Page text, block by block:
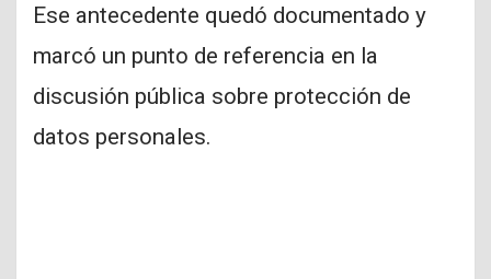
Ese antecedente quedó documentado y
marcó un punto de referencia en la
discusión pública sobre protección de
datos personales.